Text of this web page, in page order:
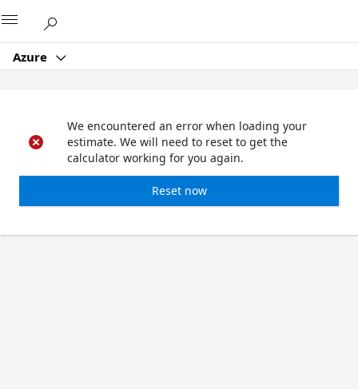
Azure
We encountered an error when loading your
estimate. We will need to reset to get the
calculator working for you again.
Reset now